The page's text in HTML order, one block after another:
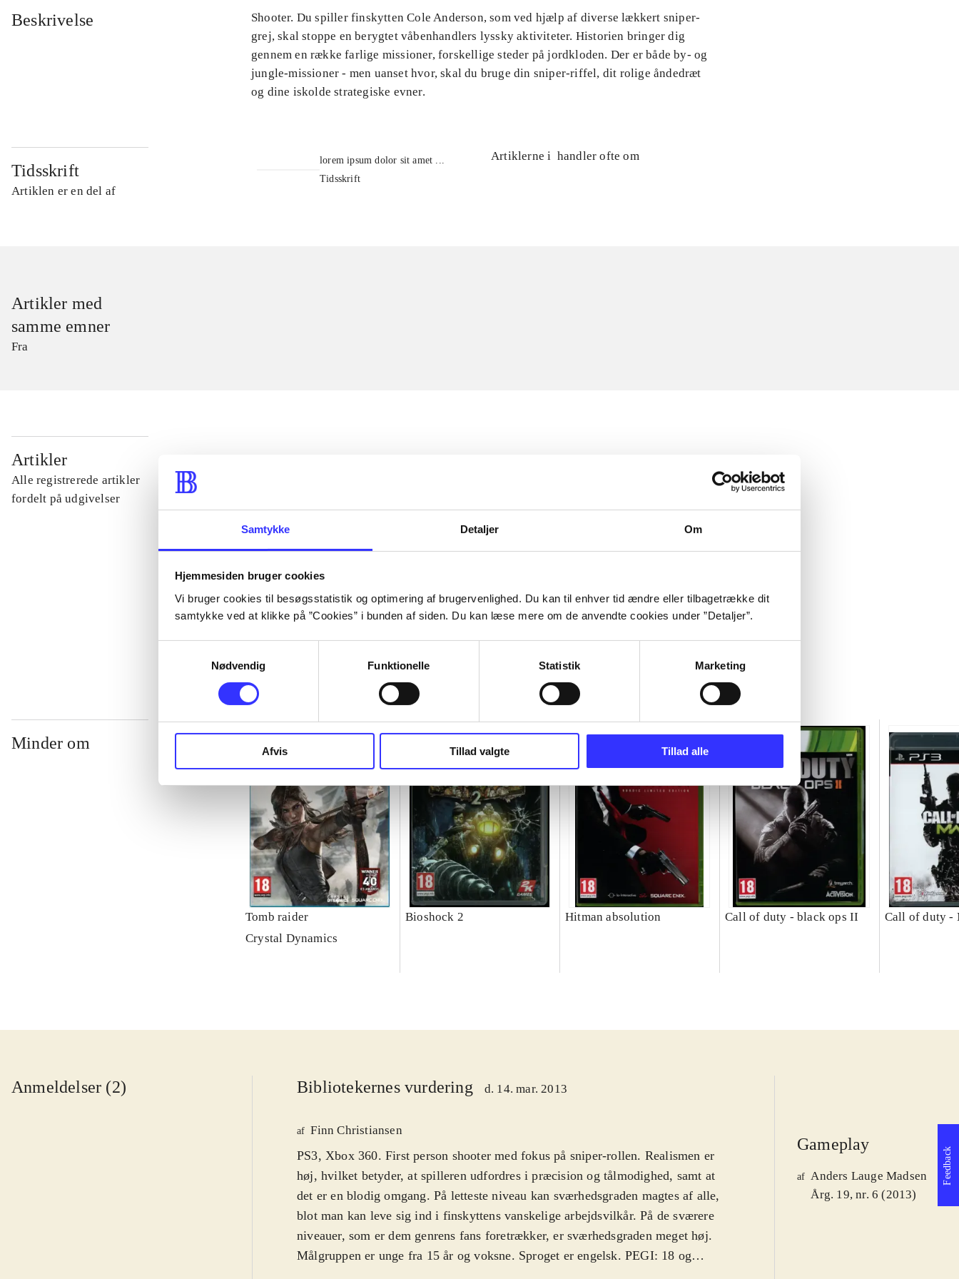
Samtykke Detaljer Om
Hjemmesiden bruger cookies
Vi bruger cookies til besøgsstatistik og optimering af brugervenlighed. Du kan til enhver tid ændre eller tilbagetrække dit
samtykke ved at klikke på ”Cookies” i bunden af siden. Du kan læse mere om de anvendte cookies under ”Detaljer”.
Nødvendig
Funktionelle Statistik Marketing
Afvis Tillad valgte Tillad alle
Beskrivelse
Shooter. Du spiller finskytten Cole Anderson, som ved hjælp af diverse lækkert sniper-
grej, skal stoppe en berygtet våbenhandlers lyssky aktiviteter. Historien bringer dig
gennem en række farlige missioner, forskellige steder på jordkloden. Der er både by- og
jungle-missioner - men uanset hvor, skal du bruge din sniper-riffel, dit rolige åndedræt
og dine iskolde strategiske evner.
Tidsskrift
Artiklen er en del af
lorem ipsum dolor sit amet ...
Tidsskrift
Artiklerne i handler ofte om
Artikler med
samme emner
Fra
Artikler
Alle registrerede artikler
fordelt på udgivelser
Minder om
Tomb raider
Crystal Dynamics
Bioshock 2 Hitman absolution Call of duty - black ops II Call of duty -
Anmeldelser (2) Bibliotekernes vurdering d. 14. mar. 2013
af Finn Christiansen
PS3, Xbox 360. First person shooter med fokus på sniper-rollen. Realismen er
høj, hvilket betyder, at spilleren udfordres i præcision og tålmodighed, samt at
det er en blodig omgang. På letteste niveau kan sværhedsgraden magtes af alle,
blot man kan leve sig ind i finskyttens vanskelige arbejdsvilkår. På de sværere
niveauer, som er dem genrens fans foretrækker, er sværhedsgraden meget høj.
Målgruppen er unge fra 15 år og voksne. Sproget er engelsk. PEGI: 18 og
Gameplay
af Anders Lauge Madsen
Årg. 19, nr. 6 (2013)
Feedback